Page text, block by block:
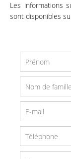
Les informations
sont disponibles